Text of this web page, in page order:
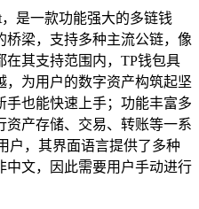
，是一款功能强大的多链钱
梁，支持多种主流公链，像
在其支持范围内，TP钱包具
，为用户的数字资产构筑起坚
手也能快速上手；功能丰富多
产存储、交易、转账等一系
户，其界面语言提供了多种
中文，因此需要用户手动进行